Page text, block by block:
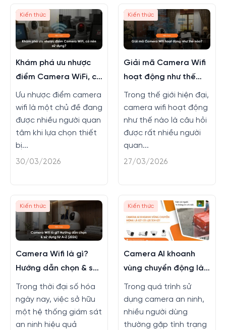
Kiến thức
Khám phá ưu nhược
điểm Camera WiFi, có
nên sử dụng?
Ưu nhược điểm camera
wifi là một chủ đề đang
được nhiều người quan
tâm khi lựa chọn thiết
bị...
30/03/2026
Kiến thức
Giải mã Camera Wifi
hoạt động như thế
nào?
Trong thế giới hiện đại,
camera wifi hoạt động
như thế nào là câu hỏi
được rất nhiều người
quan...
27/03/2026
Kiến thức
Camera Wifi là gì?
Hướng dẫn chọn & sử
dụng từ A–Z (2026)
Trong thời đại số hóa
ngày nay, việc sở hữu
một hệ thống giám sát
an ninh hiệu quả
Kiến thức
Camera AI khoanh
vùng chuyển động là
gì? Có lợi ích gì?
Trong quá trình sử
dụng camera an ninh,
nhiều người dùng
thường gặp tình trạng